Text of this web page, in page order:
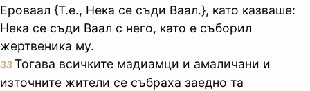
Ероваал {Т.е., Нека се съди Ваал.}, като казваше:
Нека се съди Ваал с него, като е съборил
жертвеника му.
33Тогава всичките мадиамци и амаличани и
източните жители се събраха заедно та